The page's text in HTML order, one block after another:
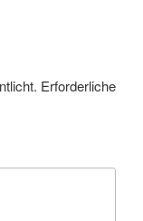
Erforderliche